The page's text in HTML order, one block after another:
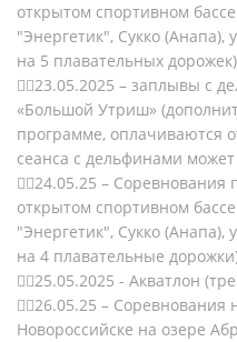
открытом спортивном
"Энергетик", Сукко (Анапа),
на 5 плавательных дорожек)
23.05.2025 – заплывы с
«Большой Утриш»
программе, оплачиваются
сеанса с дельфинами
24.05.25 –
открытом спортивном
"Энергетик", Сукко (Анапа),
на 4 плавательные
25.05.2025 - Акватлон
26.05.25 – Соревнования
Новороссийске на озере